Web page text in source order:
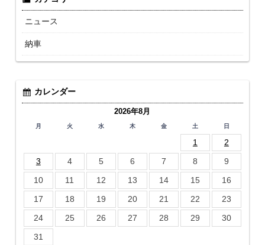
ニュース
納車
カレンダー
2026年8月
月 火 水 木 金 土 日
1
2
3
4 5 6 7 8
9
10
11 12 13 14 15
16
17
18 19 20 21 22
23
24
25 26 27 28 29
30
31